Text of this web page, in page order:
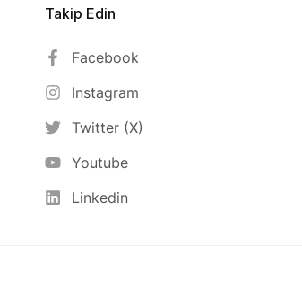
Takip Edin
Facebook
Instagram
Twitter (X)
Youtube
Linkedin